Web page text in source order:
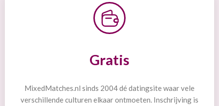
Gratis
MixedMatches.nl sinds 2004 dé datingsite waar vele
verschillende culturen elkaar ontmoeten. Inschrijving is